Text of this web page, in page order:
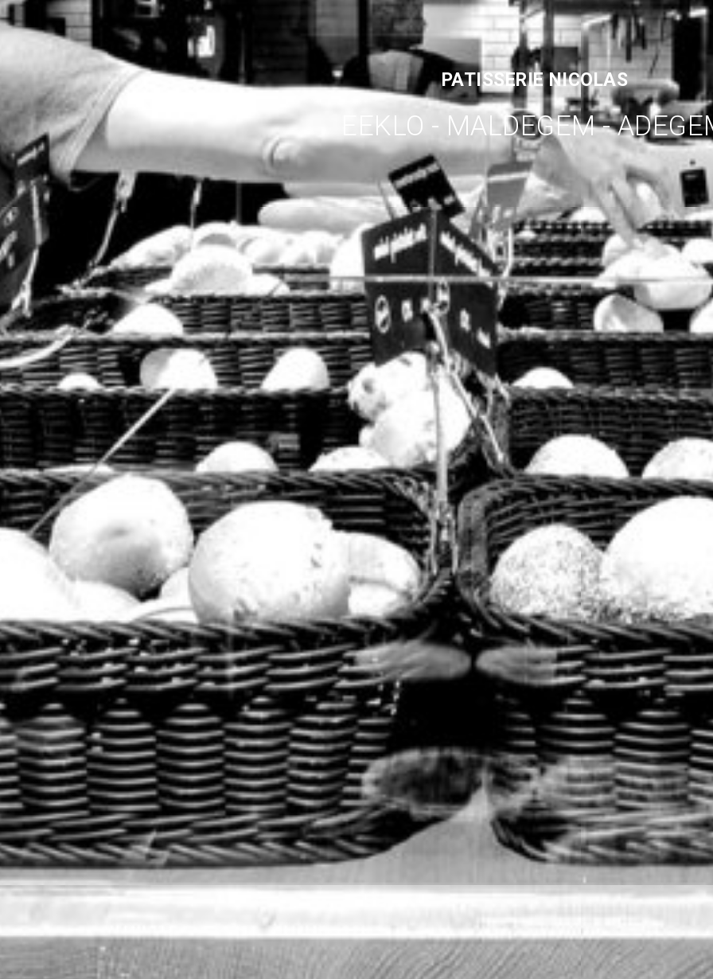
PATISSERIE NICOLAS
EEKLO - MALDEGEM -